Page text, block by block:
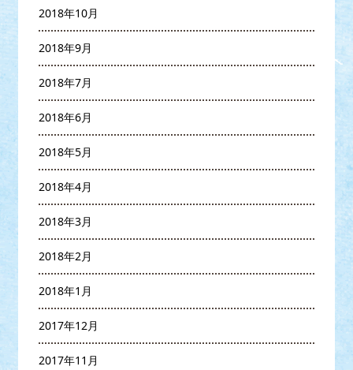
2018年10月
2018年9月
2018年7月
2018年6月
2018年5月
2018年4月
2018年3月
2018年2月
2018年1月
2017年12月
2017年11月